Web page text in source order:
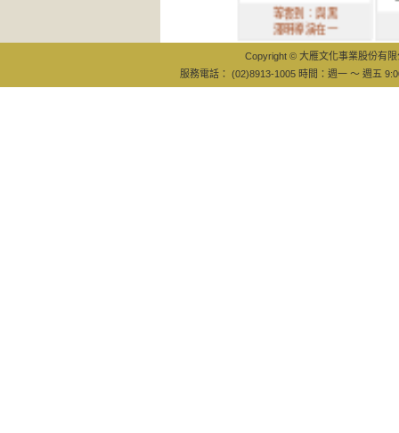
等雲到：與黑
澤明導演在一
Copyright © 大雁文化事業股份有
服務電話： (02)8913-1005 時間：週一 ～ 週五